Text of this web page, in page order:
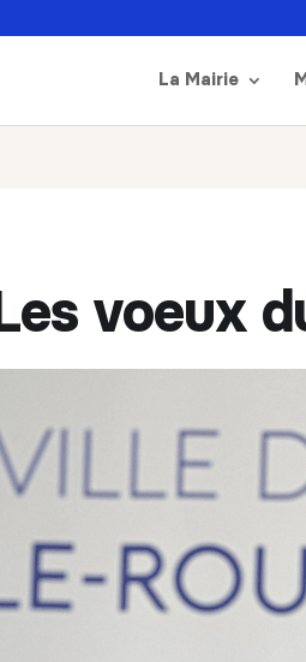
La Mairie
Les voeux